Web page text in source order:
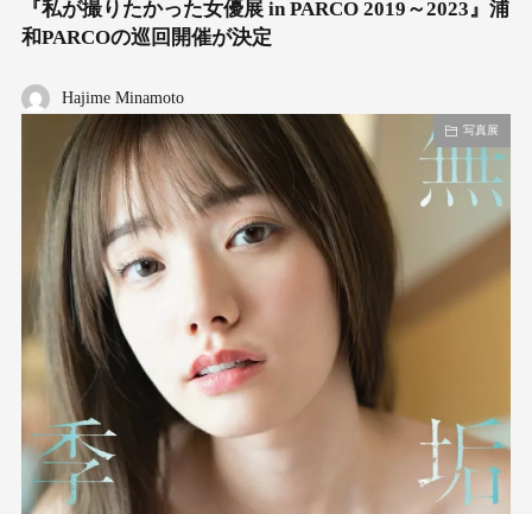
『私が撮りたかった女優展 in PARCO 2019～2023』浦
和PARCOの巡回開催が決定
Hajime Minamoto
写真展